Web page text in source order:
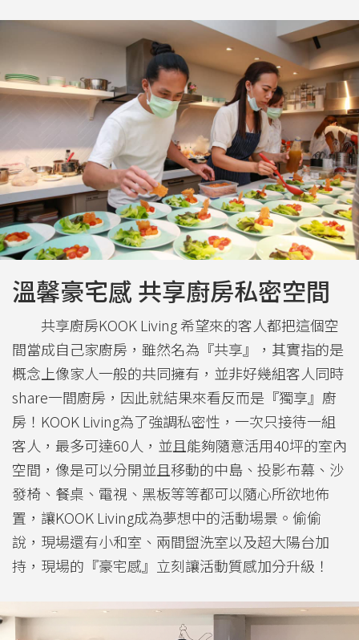
溫馨豪宅感 共享廚房私密空間
共享廚房KOOK Living 希望來的客人都把這個空
間當成自己家廚房，雖然名為『共享』，其實指的是
概念上像家人一般的共同擁有，並非好幾組客人同時
share一間廚房，因此就結果來看反而是『獨享』廚
房！KOOK Living為了強調私密性，一次只接待一組
客人，最多可達60人，並且能夠隨意活用40坪的室內
空間，像是可以分開並且移動的中島、投影布幕、沙
發椅、餐桌、電視、黑板等等都可以隨心所欲地佈
置，讓KOOK Living成為夢想中的活動場景。偷偷
說，現場還有小和室、兩間盥洗室以及超大陽台加
持，現場的『豪宅感』立刻讓活動質感加分升級！